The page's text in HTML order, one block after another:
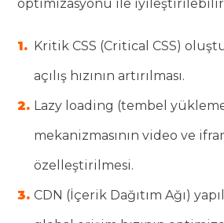
optimizasyonu ile
Kritik CSS (Critical CSS)
açılış hızının artırılması.
Lazy loading (tembel
mekanizmasının video ve
özelleştirilmesi.
CDN (İçerik Dağıtım Ağı)